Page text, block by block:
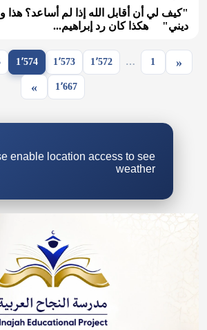
"كيف لي أن أقابل الله إذا لم أساعد؟ هذا
ديني" هكذا كان رد إبراهيم...
«
1
… 1٬572 1٬573 1٬574
1٬667 »
enable location access to see
weather